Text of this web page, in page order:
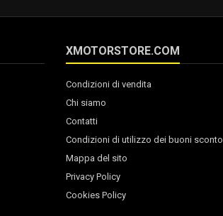
XMOTORSTORE.COM
Condizioni di vendita
Chi siamo
Contatti
Condizioni di utilizzo dei buoni sconto
Mappa del sito
Privacy Policy
Cookies Policy